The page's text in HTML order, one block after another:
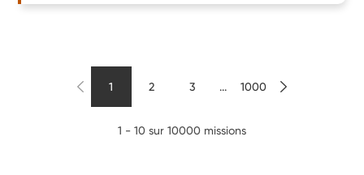
1 2 3 ... 1000
1 - 10 sur 10000 missions